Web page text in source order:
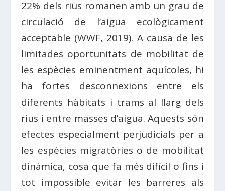
22% dels rius romanen amb un grau de
circulació de l’aigua ecològicament
acceptable (WWF, 2019). A causa de les
limitades oportunitats de mobilitat de
les espècies eminentment aqüícoles, hi
ha fortes desconnexions entre els
diferents hàbitats i trams al llarg dels
rius i entre masses d’aigua. Aquests són
efectes especialment perjudicials per a
les espècies migratòries o de mobilitat
dinàmica, cosa que fa més difícil o fins i
tot impossible evitar les barreres als